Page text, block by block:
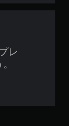
レ